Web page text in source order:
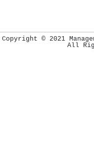
Copyright © 2021
All